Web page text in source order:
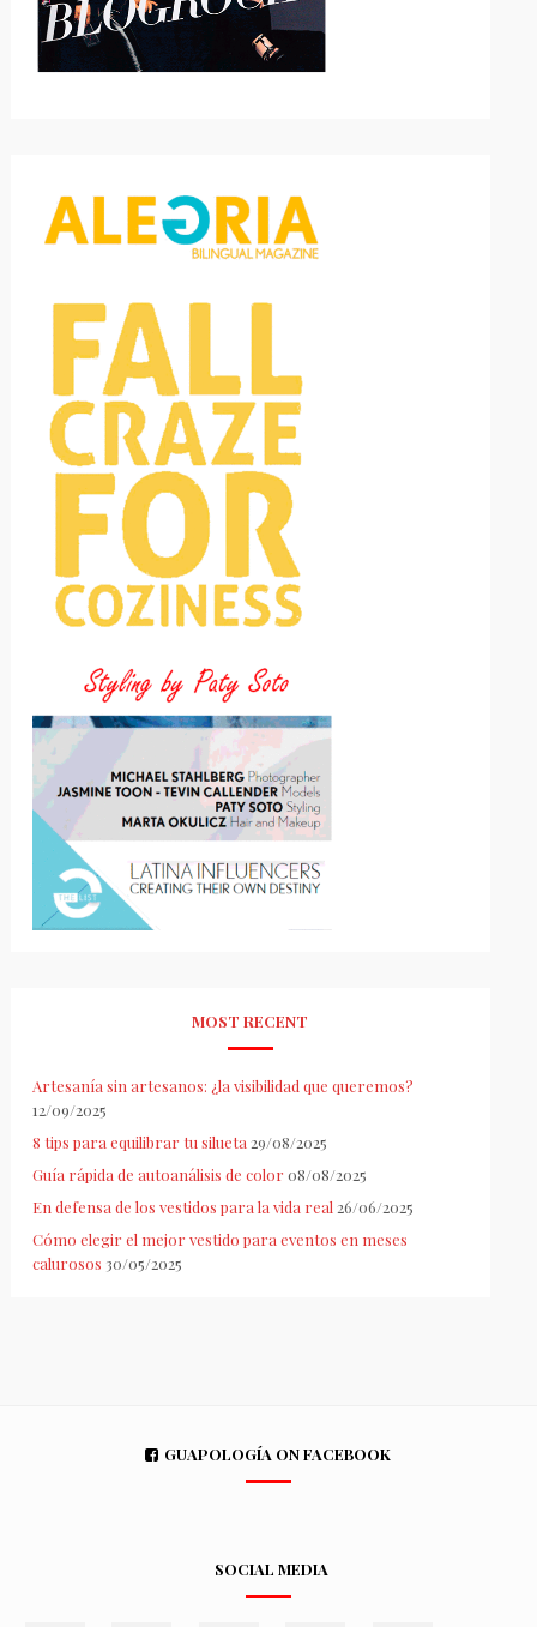
MOST RECENT
Artesanía sin artesanos: ¿la visibilidad que queremos?
12/09/2025
8 tips para equilibrar tu silueta 29/08/2025
Guía rápida de autoanálisis de color 08/08/2025
En defensa de los vestidos para la vida real 26/06/2025
Cómo elegir el mejor vestido para eventos en meses
calurosos 30/05/2025
GUAPOLOGÍA ON FACEBOOK
SOCIAL MEDIA